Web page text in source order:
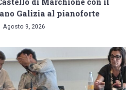
Galizia al pianoforte
Agosto 9, 2026